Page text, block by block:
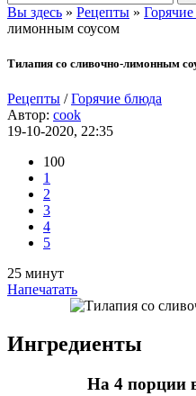
Вы здесь » Рецепты »
лимонным соусом
Тилапия со сливочно-лимонным
Рецепты /Горячие блюда
Автор: cook
19-10-2020, 22:35
100
1
2
3
4
5
25 минут
Напечатать
Ингредиенты
На 4 порции